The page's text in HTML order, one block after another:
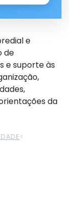
e
de
e suporte às
da
<